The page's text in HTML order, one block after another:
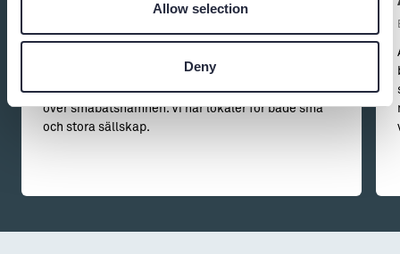
Allow selection
Deny
Kök . Vi har öppet året runt och serverar dagens
lunch måndag-fredag. Stor uteservering med utsikt
över småbåtshamnen. Vi har lokaler för både små
och stora sällskap.